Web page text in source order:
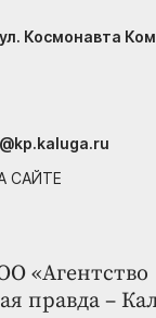
«Агентство
правда –
Космонавта
САЙТЕ